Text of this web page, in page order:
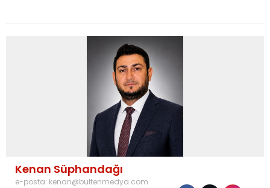
Kenan Süphandağı
e-posta: kenan@bultenmedya.com